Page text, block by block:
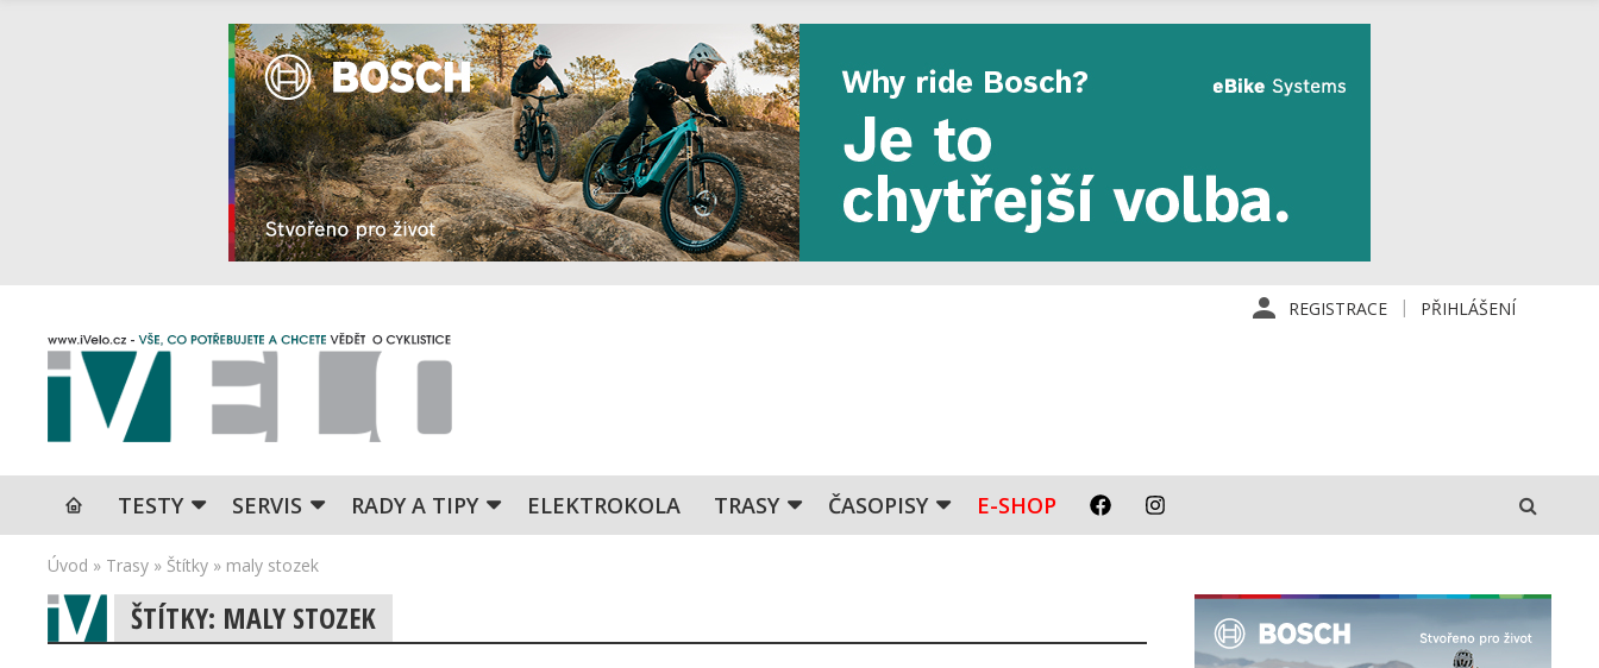
REGISTRACE PŘIHLÁŠENÍ
TESTY SERVIS RADY A TIPY ELEKTROKOLA TRASY ČASOPISY E-SHOP
Úvod » Trasy » Štítky » maly stozek
ŠTÍTKY: MALY STOZEK